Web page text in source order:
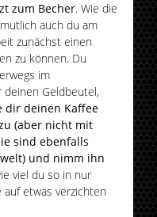
zum Becher. Wie die
auch du am
zunächst einen
zu können. Du
im
deinen Geldbeutel,
dir deinen Kaffee
(aber nicht mit
sind ebenfalls
und nimm ihn
viel du so in nur
etwas verzichten